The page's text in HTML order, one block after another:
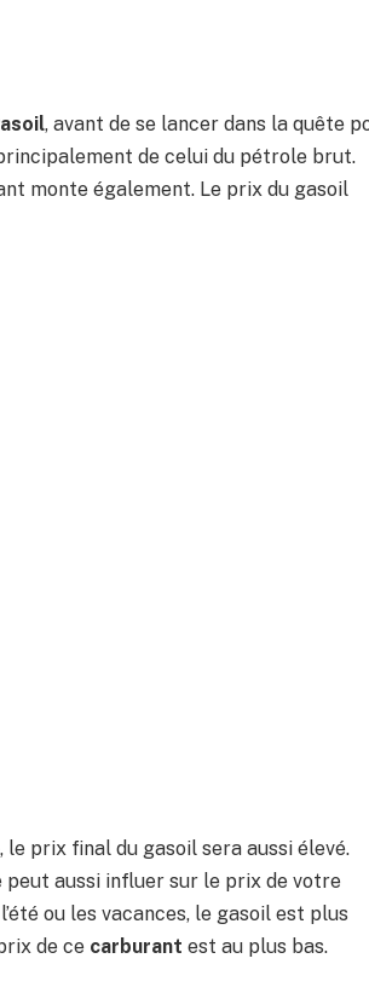
, avant de se lancer dans la quête
de celui du pétrole brut.
monte également. Le prix du gasoil
prix final du gasoil sera aussi élevé.
peut aussi influer sur le prix de votre
ou les vacances, le gasoil est plus
de ce carburant est au plus bas.